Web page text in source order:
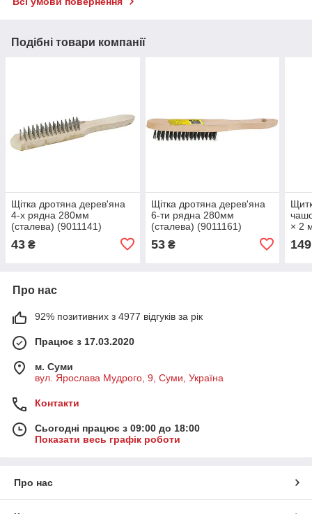
Подібні товари компанії
Щітка дротяна дерев'яна
4-х рядна 280мм
(сталева) (9011141)
43 ₴
Щітка дротяна дерев'яна
6-ти рядна 280мм
(сталева) (9011161)
53₴
× 2
149
Про нас
92% позитивних з 4977 відгуків за рік
Працює з 17.03.2020
м. Суми
вул. Ярослава Мудрого, 9, Суми, Україна
Контакти
Сьогодні працює з 09:00 до 18:00
Показати весь графік роботи
Про нас